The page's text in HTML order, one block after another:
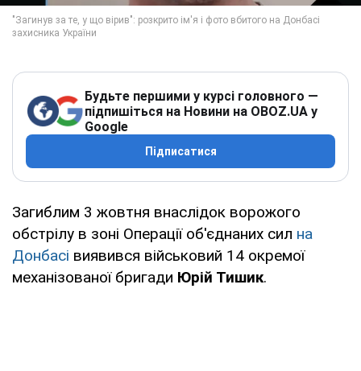
Будьте першими у курсі головного —
підпишіться на Новини на OBOZ.UA у
Google
Підписатися
Загиблим 3 жовтня внаслідок ворожого
обстрілу в зоні Операції об'єднаних сил на
Донбасі виявився військовий 14 окремої
механізованої бригади Юрій Тишик.